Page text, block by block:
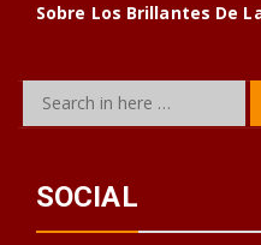
Sobre Los Brillantes De
Search
SOCIAL